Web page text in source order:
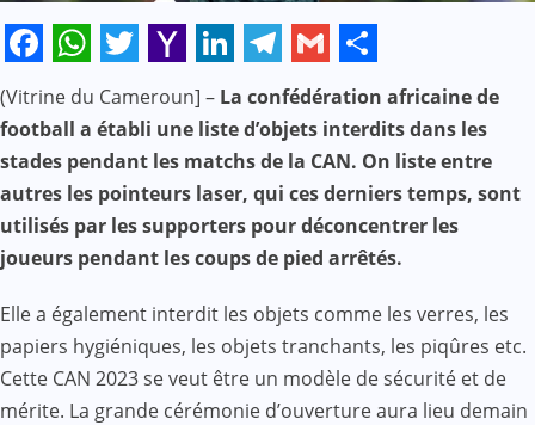
Facebook
WhatsApp
Twitter
Yahoo
Mail
LinkedIn
Telegram
Gmail
Share
(Vitrine du Cameroun] – La confédération africaine de
football a établi une liste d’objets interdits dans les
stades pendant les matchs de la CAN. On liste entre
autres les pointeurs laser, qui ces derniers temps, sont
utilisés par les supporters pour déconcentrer les
joueurs pendant les coups de pied arrêtés.
Elle a également interdit les objets comme les verres, les
papiers hygiéniques, les objets tranchants, les piqûres etc.
Cette CAN 2023 se veut être un modèle de sécurité et de
mérite. La grande cérémonie d’ouverture aura lieu demain